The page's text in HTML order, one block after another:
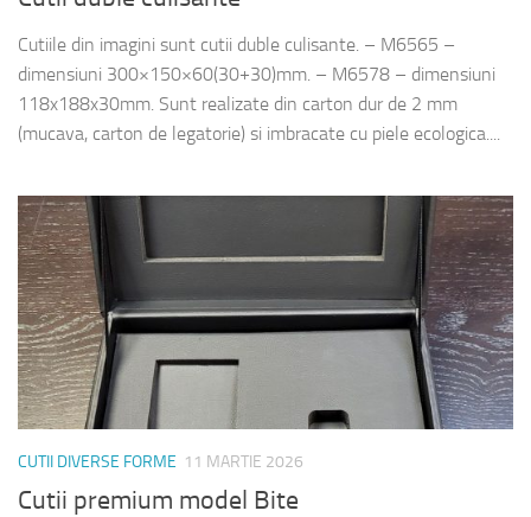
Cutiile din imagini sunt cutii duble culisante. – M6565 –
dimensiuni 300×150×60(30+30)mm. – M6578 – dimensiuni
118x188x30mm. Sunt realizate din carton dur de 2 mm
(mucava, carton de legatorie) si imbracate cu piele ecologica....
CUTII DIVERSE FORME 11 MARTIE 2026
Cutii premium model Bite